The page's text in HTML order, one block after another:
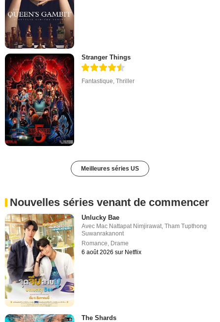
Stranger Things
Fantastique,Thriller
Meilleures séries US
Nouvelles séries venant de commencer
Unlucky Bae
Avec Mac Nattapat Nimjirawat,Tham Tupthong
Suwanrakanont
Romance, Drame
6 août 2026 sur Netflix
The Shards